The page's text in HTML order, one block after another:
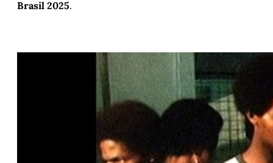
Brasil 2025.